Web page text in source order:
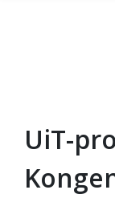
Gå til
UiT-